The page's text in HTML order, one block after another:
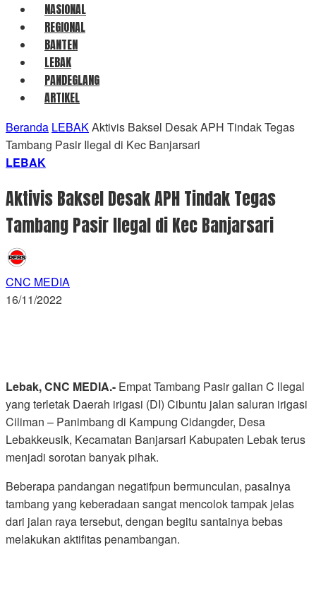
NASIONAL
REGIONAL
BANTEN
LEBAK
PANDEGLANG
ARTIKEL
Beranda LEBAKAktivis Baksel Desak APH Tindak Tegas
Tambang Pasir Ilegal di Kec Banjarsari
LEBAK
Aktivis Baksel Desak APH Tindak Tegas
Tambang Pasir Ilegal di Kec Banjarsari
CNC MEDIA
16/11/2022
Lebak, CNC MEDIA.- Empat Tambang Pasir galian C llegal
yang terletak Daerah irigasi (DI) Cibuntu jalan saluran irigasi
Ciliman – Panimbang di Kampung Cidangder, Desa
Lebakkeusik, Kecamatan Banjarsari Kabupaten Lebak terus
menjadi sorotan banyak pihak.
Beberapa pandangan negatifpun bermunculan, pasalnya
tambang yang keberadaan sangat mencolok tampak jelas
dari jalan raya tersebut, dengan begitu santainya bebas
melakukan aktifitas penambangan.